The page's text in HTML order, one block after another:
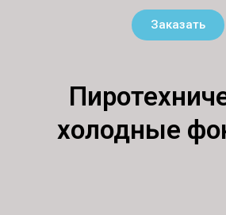
Заказать
холодные